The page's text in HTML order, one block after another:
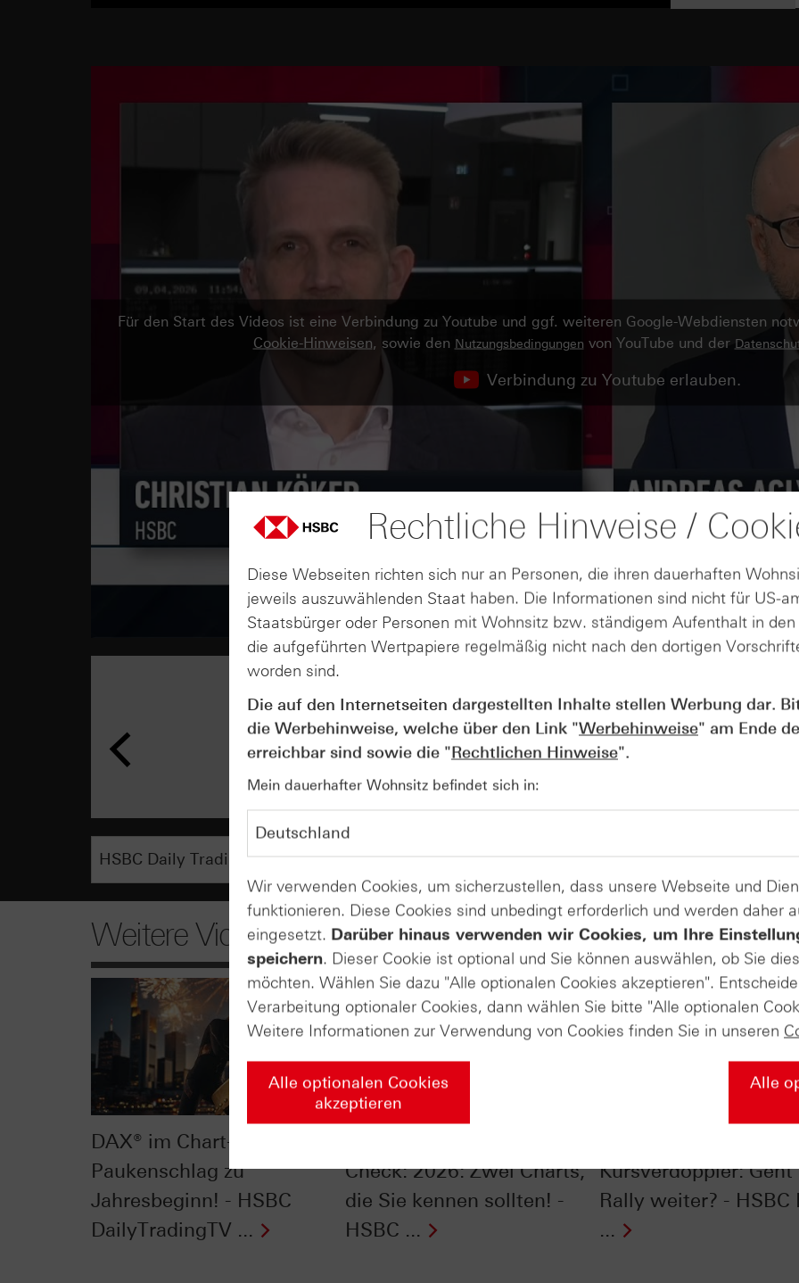
Für den Start des Videos ist eine Verbindung zu Youtube und ggf. weiteren Google-Webdiensten
Cookie-Hinweisen, sowie den Nutzungsbedingungen von YouTube und der
Verbindung zu Youtube erlauben.
AUGUST
04
Der Blick ins Kleingedruckte:
Kündigungen bei Derivaten -
vom 04.08.2026
Weitere Videos
DAX® im Chart-Check:
Paukenschlag zu
Jahresbeginn! - HSBC
DailyTradingTV ...
Check: 2026: Zwei Charts,
die Sie kennen sollten! -
HSBC ...
Kursverdoppler: Geht
Rally weiter? - HSBC
...
Rechtliche Hinweise /
Diese Webseiten richten sich nur an Personen, die ihren dauerhaften
jeweils auszuwählenden Staat haben. Die Informationen sind nicht für US-
Staatsbürger oder Personen mit Wohnsitz bzw. ständigem Aufenthalt in
die aufgeführten Wertpapiere regelmäßig nicht nach den dortigen
worden sind.
Die auf den Internetseiten dargestellten Inhalte stellen Werbung dar.
die Werbehinweise, welche über den Link "Werbehinweise" am Ende
erreichbar sind sowie die "Rechtlichen Hinweise".
Mein dauerhafter Wohnsitz befindet sich in:
Wir verwenden Cookies, um sicherzustellen, dass unsere Webseite und
funktionieren. Diese Cookies sind unbedingt erforderlich und werden daher
eingesetzt. Darüber hinaus verwenden wir Cookies, um Ihre
speichern. Dieser Cookie ist optional und Sie können auswählen, ob Sie
möchten. Wählen Sie dazu "Alle optionalen Cookies akzeptieren".
Verarbeitung optionaler Cookies, dann wählen Sie bitte "Alle optionalen
Weitere Informationen zur Verwendung von Cookies finden Sie in unseren
Alle optionalen Cookies
akzeptieren
Alle